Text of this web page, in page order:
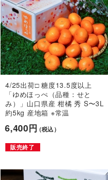
4/25出荷□ 糖度13.5度以上
「ゆめほっぺ（品種：せと
み）」山口県産 柑橘 秀 S〜3L
約5kg 産地箱 ※常温
6,400円（税込）
販売終了